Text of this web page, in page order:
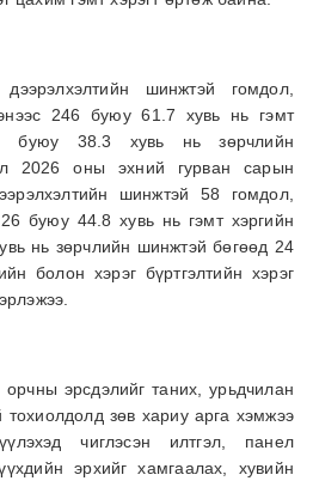
шинжтэй гомдол,
246 буюу 61.7 хувь нь гэмт
буюу 38.3 хувь нь зөрчлийн
2026 оны эхний гурван сарын
шинжтэй 58 гомдол,
26 буюу 44.8 хувь нь гэмт хэргийн
нь зөрчлийн шинжтэй бөгөөд 24
болон хэрэг бүртгэлтийн хэрэг
эрсдэлийг таних, урьдчилан
тохиолдолд зөв хариу арга хэмжээ
чиглэсэн илтгэл, панел
эрхийг хамгаалах, хувийн